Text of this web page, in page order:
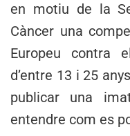
en motiu de la
Càncer una
Europeu contra
d’entre 13 i 25
publicar una
entendre com es